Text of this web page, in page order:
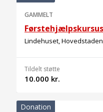
GAMMELT
Førstehjælpskursus
Lindehuset, Hovedstaden
Tildelt støtte
10.000 kr.
Donation